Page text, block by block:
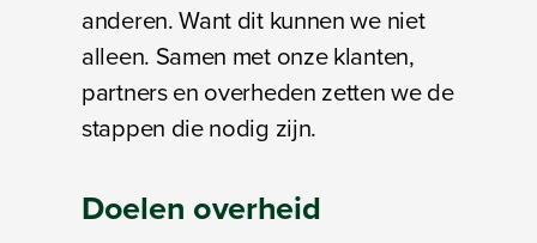
anderen. Want dit kunnen we niet
alleen. Samen met onze klanten,
partners en overheden zetten we de
stappen die nodig zijn.
Doelen overheid